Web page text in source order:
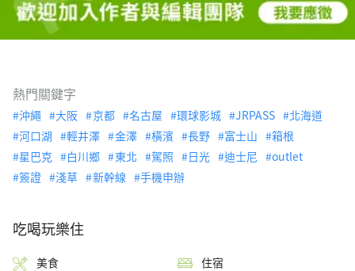
熱門關鍵字
沖繩 大阪 京都 名古屋 環球影城 JRPASS
北海道
河口湖
輕井澤 金澤 橫濱 長野 富士山
箱根
星巴克
白川鄉 東北 駕照 日光 迪士尼
outlet
簽證
淺草 新幹線 手機申辦
吃喝玩樂住
美食 住宿